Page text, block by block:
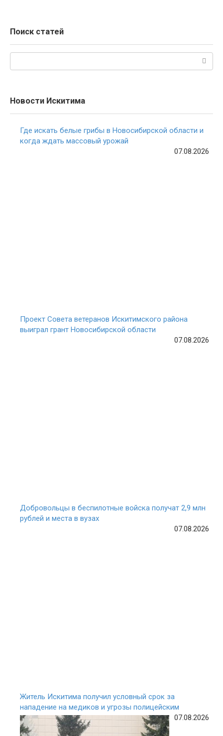
Поиск статей
Новости Искитима
Где искать белые грибы в Новосибирской области и
когда ждать массовый урожай
07.08.2026
Проект Совета ветеранов Искитимского района
выиграл грант Новосибирской области
07.08.2026
Добровольцы в беспилотные войска получат 2,9 млн
рублей и места в вузах
07.08.2026
Житель Искитима получил условный срок за
нападение на медиков и угрозы полицейским
07.08.2026